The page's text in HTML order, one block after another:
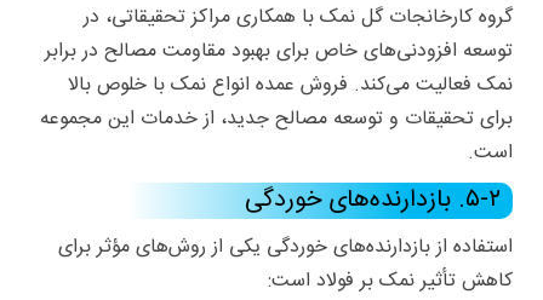
گروه کارخانجات گل نمک با همکاری مراکز تحقیقاتی، در
توسعه افزودنی‌های خاص برای بهبود مقاومت مصالح در برابر
نمک فعالیت می‌کند. فروش عمده انواع نمک با خلوص بالا
برای تحقیقات و توسعه مصالح جدید، از خدمات این مجموعه
است.
۵-۲. بازدارنده‌های خوردگی
استفاده از بازدارنده‌های خوردگی یکی از روش‌های مؤثر برای
کاهش تأثیر نمک بر فولاد است: